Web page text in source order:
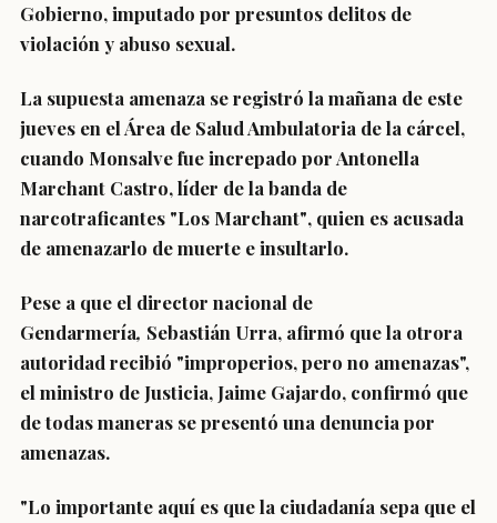
Gobierno, imputado por presuntos delitos de
violación y abuso sexual.
La supuesta amenaza se registró la mañana de este
jueves en el Área de Salud Ambulatoria de la cárcel,
cuando Monsalvefue increpado por Antonella
Marchant Castro,líder de la banda de
narcotraficantes "Los Marchant", quien es acusada
de amenazarlo de muerte e insultarlo.
Pese a que el director nacional de
Gendarmería, Sebastián Urra, afirmó que la otrora
autoridad recibió "improperios,pero no amenazas",
el ministro de Justicia, Jaime Gajardo, confirmó que
de todas maneras se presentó una denuncia por
amenazas.
"Lo importante aquí es que la ciudadanía sepa que el